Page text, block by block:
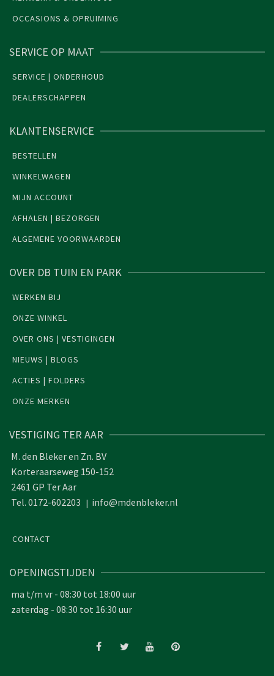
OCCASIONS & OPRUIMING
SERVICE OP MAAT
SERVICE | ONDERHOUD
DEALERSCHAPPEN
KLANTENSERVICE
BESTELLEN
WINKELWAGEN
MIJN ACCOUNT
AFHALEN | BEZORGEN
ALGEMENE VOORWAARDEN
OVER DB TUIN EN PARK
WERKEN BIJ
ONZE WINKEL
OVER ONS | VESTIGINGEN
NIEUWS | BLOGS
ACTIES | FOLDERS
ONZE MERKEN
VESTIGING TER AAR
M. den Bleker en Zn. BV
Korteraarseweg 150-152
2461 GP Ter Aar
Tel. 0172-602203 | info@mdenbleker.nl
CONTACT
OPENINGSTIJDEN
ma t/m vr - 08:30 tot 18:00 uur
zaterdag - 08:30 tot 16:30 uur